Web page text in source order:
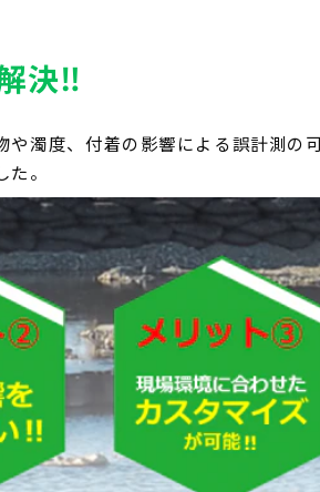
決‼
濁度、付着の影響による誤計測の
。